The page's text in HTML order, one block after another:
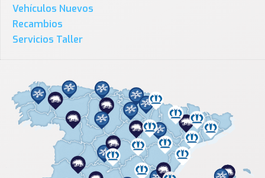
Vehículos Nuevos
Recambios
Servicios Taller